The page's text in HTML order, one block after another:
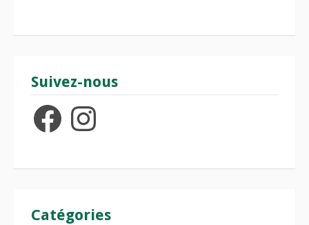
Suivez-nous
FacebookInstagram
Catégories